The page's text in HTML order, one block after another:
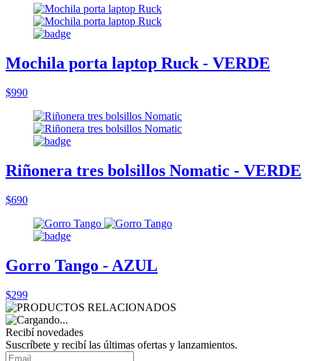
Mochila porta laptop Ruck - VERDE
$990
Riñonera tres bolsillos Nomatic - VERDE
$690
Gorro Tango - AZUL
$299
Recibí novedades
Suscríbete y recibí las últimas ofertas y lanzamientos.